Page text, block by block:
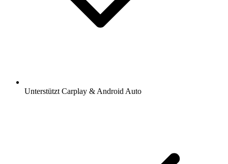
Unterstützt Carplay & Android Auto